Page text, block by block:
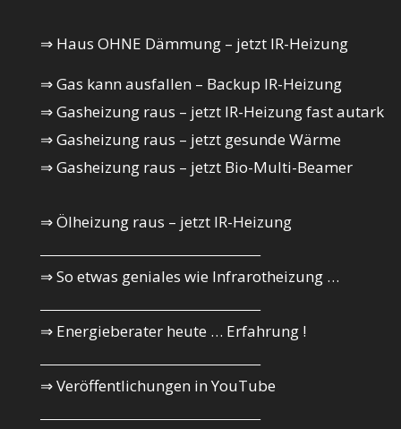
⇒ Haus OHNE Dämmung – jetzt IR-Heizung
⇒ Gas kann ausfallen – Backup IR-Heizung
⇒ Gasheizung raus – jetzt IR-Heizung fast autark
⇒ Gasheizung raus – jetzt gesunde Wärme
⇒ Gasheizung raus – jetzt Bio-Multi-Beamer
⇒ Ölheizung raus – jetzt IR-Heizung
⇒ So etwas geniales wie Infrarotheizung …
⇒ Energieberater heute … Erfahrung !
⇒ Veröffentlichungen in YouTube